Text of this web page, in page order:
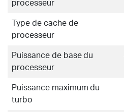
processeur
Type de cache de
processeur
Puissance de base du
processeur
Puissance maximum du
turbo